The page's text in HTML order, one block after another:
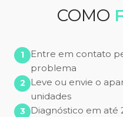
COMO
Entre em contato
problema
Leve ou envie o
unidades
Diagnóstico em até